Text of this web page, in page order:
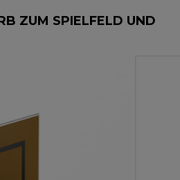
ZUM SPIELFELD UND